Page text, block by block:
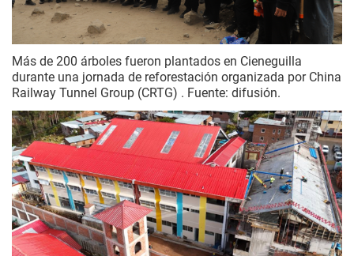
Más de 200 árboles fueron plantados en Cieneguilla
durante una jornada de reforestación organizada por China
Railway Tunnel Group (CRTG) . Fuente: difusión.